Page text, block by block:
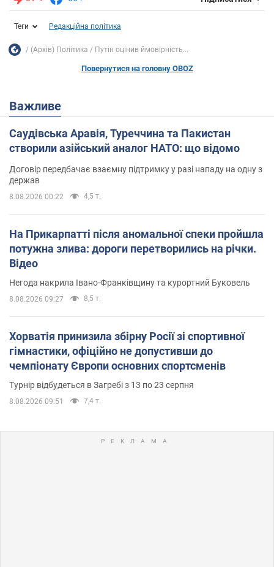
Теги Редакційна політика
(Архів) Політика Путін оцінив ймовірність...
Повернутися на головну OBOZ
Важливе
Саудівська Аравія, Туреччина та Пакистан
створили азійський аналог НАТО: що відомо
Договір передбачає взаємну підтримку у разі нападу на одну з
держав
8.08.2026 00:22 4,5 т.
На Прикарпатті після аномальної спеки пройшла
потужна злива: дороги перетворились на річки.
Відео
Негода накрила Івано-Франківщину та курортний Буковель
8.08.2026 09:27 8,5 т.
Хорватія принизила збірну Росії зі спортивної
гімнастики, офіційно не допустивши до
чемпіонату Європи основних спортсменів
Турнір відбудеться в Загребі з 13 по 23 серпня
8.08.2026 09:51 7,4 т.